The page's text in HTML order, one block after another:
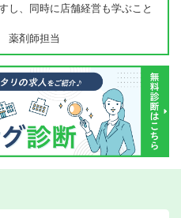
し、同時に店舗経営も学ぶこと
薬剤師担当